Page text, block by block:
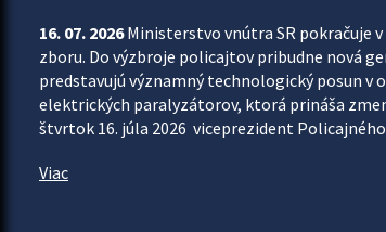
16. 07. 2026Ministerstvo vnútra SR pokračuje
zboru. Do výzbroje policajtov pribudne nová
predstavujú významný technologický posun v
elektrických paralyzátorov, ktorá prináša
štvrtok 16. júla 2026 viceprezident
Viac